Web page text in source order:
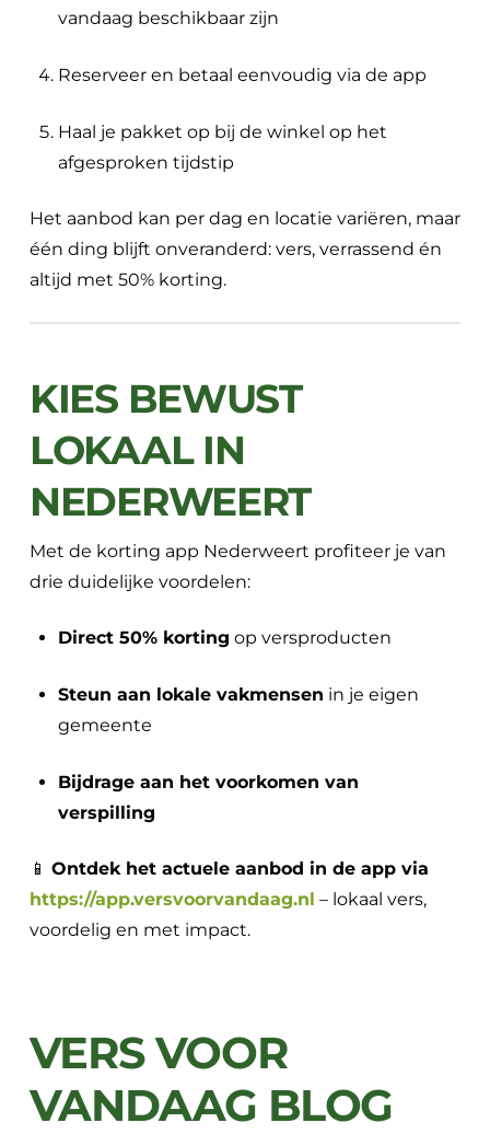
vandaag beschikbaar zijn
Reserveer en betaal eenvoudig via de app
Haal je pakket op bij de winkel op het
afgesproken tijdstip
Het aanbod kan per dag en locatie variëren, maar
één ding blijft onveranderd: vers, verrassend én
altijd met 50% korting.
KIES BEWUST
LOKAAL IN
NEDERWEERT
Met de korting app Nederweert profiteer je van
drie duidelijke voordelen:
Direct 50% korting op versproducten
Steun aan lokale vakmensen in je eigen
gemeente
Bijdrage aan het voorkomen van
verspilling
📱 Ontdek het actuele aanbod in de app via
https://app.versvoorvandaag.nl – lokaal vers,
voordelig en met impact.
VERS VOOR
VANDAAG BLOG